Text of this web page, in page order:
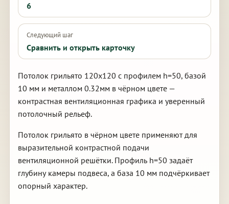
6
Следующий шаг
Сравнить и открыть карточку
Потолок грильято 120х120 с профилем h=50, базой
10 мм и металлом 0.32мм в чёрном цвете —
контрастная вентиляционная графика и уверенный
потолочный рельеф.
Потолок грильято в чёрном цвете применяют для
выразительной контрастной подачи
вентиляционной решётки. Профиль h=50 задаёт
глубину камеры подвеса, а база 10 мм подчёркивает
опорный характер.